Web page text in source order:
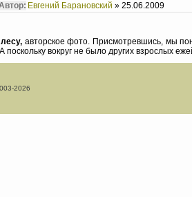
Евгений Барановский » 25.06.2009
авторское фото. Присмотревшись, мы
поскольку вокруг не было других взрослых
2026